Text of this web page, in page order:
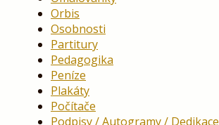
Orbis
Osobnosti
Partitury
Pedagogika
Peníze
Plakáty
Počítače
Podpisy / Autogramy / Dedikace